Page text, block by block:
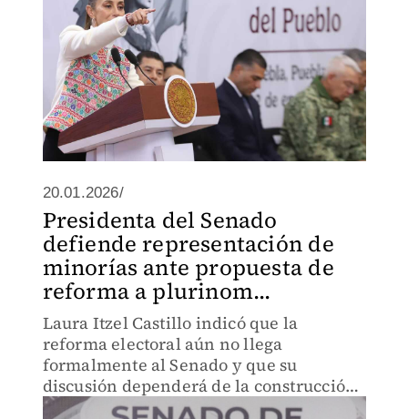
20.01.2026/
Presidenta del Senado
defiende representación de
minorías ante propuesta de
reforma a plurinom...
Laura Itzel Castillo indicó que la
reforma electoral aún no llega
formalmente al Senado y que su
discusión dependerá de la construcción
de consensos.